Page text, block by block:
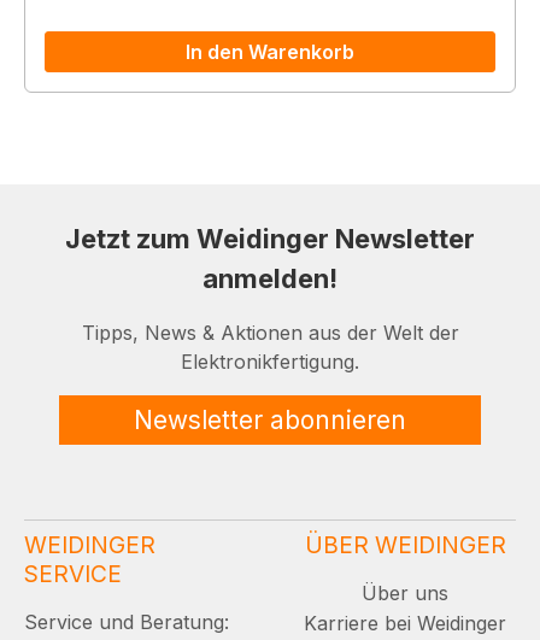
In den Warenkorb
Jetzt zum Weidinger Newsletter
anmelden!
Tipps, News & Aktionen aus der Welt der
Elektronikfertigung.
Newsletter abonnieren
WEIDINGER
SERVICE
Service und Beratung:
ÜBER WEIDINGER
Über uns
Karriere bei Weidinger